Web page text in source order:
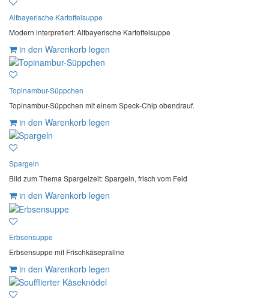
Altbayerische Kartoffelsuppe
Modern interpretiert: Altbayerische Kartoffelsuppe
in den Warenkorb legen
Topinambur-Süppchen
Topinambur-Süppchen mit einem Speck-Chip obendrauf.
in den Warenkorb legen
Spargeln
Bild zum Thema Spargelzeit: Spargeln, frisch vom Feld
in den Warenkorb legen
Erbsensuppe
Erbsensuppe mit Frischkäsepraline
in den Warenkorb legen